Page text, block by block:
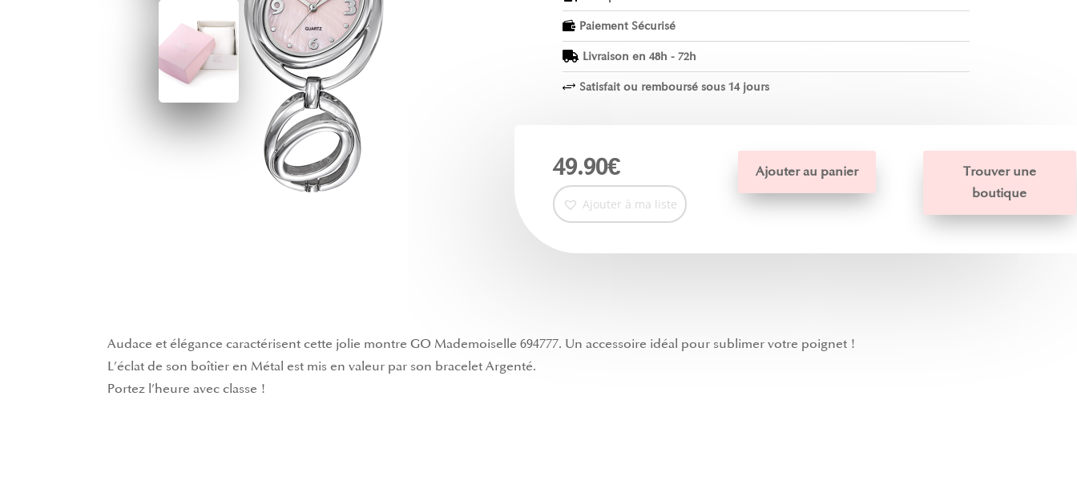
 Paiement Sécurisé
 Livraison en 48h - 72h
+ Satisfait ou remboursé sous 14 jours
49.90€
Ajouter à ma liste
Ajouter au panier
Trouver une
boutique
Audace et élégance caractérisent cette jolie montre GO Mademoiselle 694777. Un accessoire idéal pour sublimer votre poignet !
L’éclat de son boîtier en Métal est mis en valeur par son bracelet Argenté.
Portez l’heure avec classe !